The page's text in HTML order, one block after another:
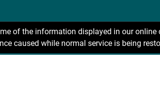
of the information displayed in our
caused while normal service is being